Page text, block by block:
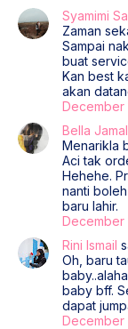
Syamimi
Zaman
Sampai
buat
Kan best
akan
December
Bella Jamal
Menarikla
Aci tak
Hehehe.
nanti
baru lahir.
December
Rini Ismail
Oh, baru
baby bff.
dapat
December